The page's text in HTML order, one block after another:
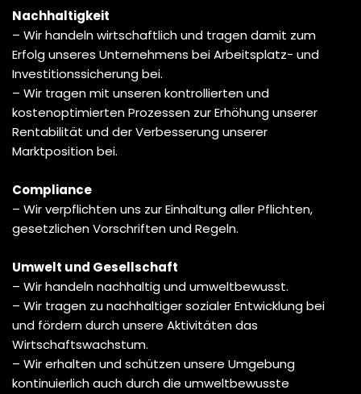
Nachhaltigkeit
– Wir handeln wirtschaftlich und tragen damit zum
Erfolg unseres Unternehmens bei Arbeitsplatz- und
Investitionssicherung bei.
– Wir tragen mit unseren kontrollierten und
kostenoptimierten Prozessen zur Erhöhung unserer
Rentabilität und der Verbesserung unserer
Marktposition bei.
Compliance
– Wir verpflichten uns zur Einhaltung aller Pflichten,
gesetzlichen Vorschriften und Regeln.
Umwelt und Gesellschaft
– Wir handeln nachhaltig und umweltbewusst.
– Wir tragen zu nachhaltiger sozialer Entwicklung bei
und fördern durch unsere Aktivitäten das
Wirtschaftswachstum.
– Wir erhalten und schützen unsere Umgebung
kontinuierlich auch durch die umweltbewusste